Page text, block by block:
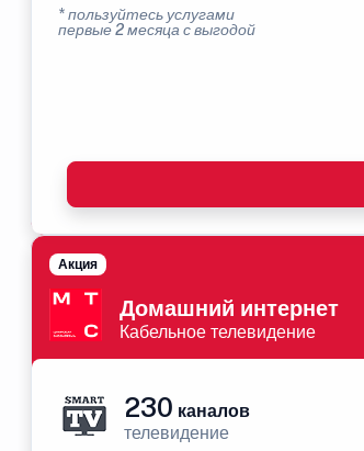
* пользуйтесь услугами
первые 2 месяца с выгодой
Домашний интернет
Кабельное телевидение
Акция
230 каналов
телевидение